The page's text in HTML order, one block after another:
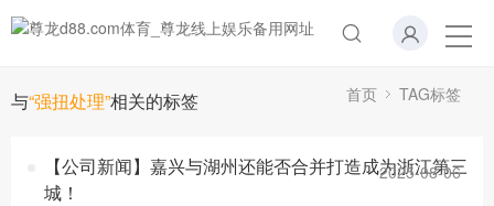
与“强扭处理”相关的标签 首页 TAG标签
【公司新闻】嘉兴与湖州还能否合并打造成为浙江第三
城！
2025-08-06